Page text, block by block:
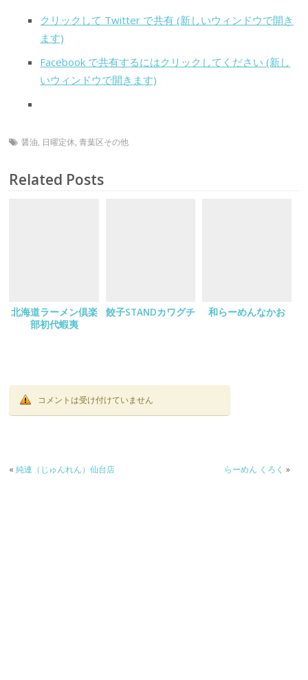
クリックして Twitter で共有 (新しいウィンドウで開き
ます)
Facebook で共有するにはクリックしてください (新し
いウィンドウで開きます)
醤油, 日曜定休,青葉区その他
Related Posts
北海道ラーメン倶楽
部初代蝦夷
餃子STANDカワグチ 和らーめんなかお
コメントは受け付けていません
«純連（じゅんれん）仙台店 らーめん くろく »